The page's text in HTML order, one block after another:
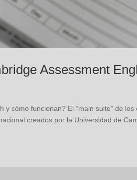
Assessment
cómo funcionan? El “main suite” de
creados por la Universidad de